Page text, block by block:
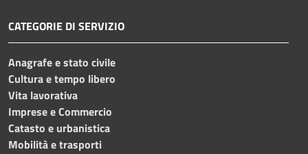
CATEGORIE DI SERVIZIO
Anagrafe e stato civile
Cultura e tempo libero
Vita lavorativa
Imprese e Commercio
Catasto e urbanistica
Mobilità e trasporti